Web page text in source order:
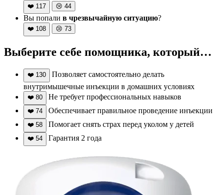
❤️ 117 😢 44
Вы попали в чрезвычайную ситуацию?
❤️ 108 😢 73
Выберите себе помощника, который…
❤️ 130
Позволяет самостоятельно делать
внутримышечные инъекции в домашних условиях
❤️ 80 Не требует профессиональных навыков
❤️ 74 Обеспечивает правильное проведение инъекции
❤️ 58 Помогает снять страх перед уколом у детей
❤️ 54 Гарантия 2 года